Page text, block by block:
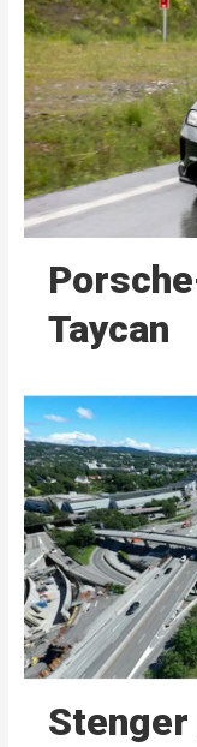
Taycan
Stenger